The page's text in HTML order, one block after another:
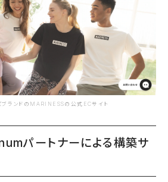
ブランドのMARINESSの公式ECサイト
パートナーによる構築サ